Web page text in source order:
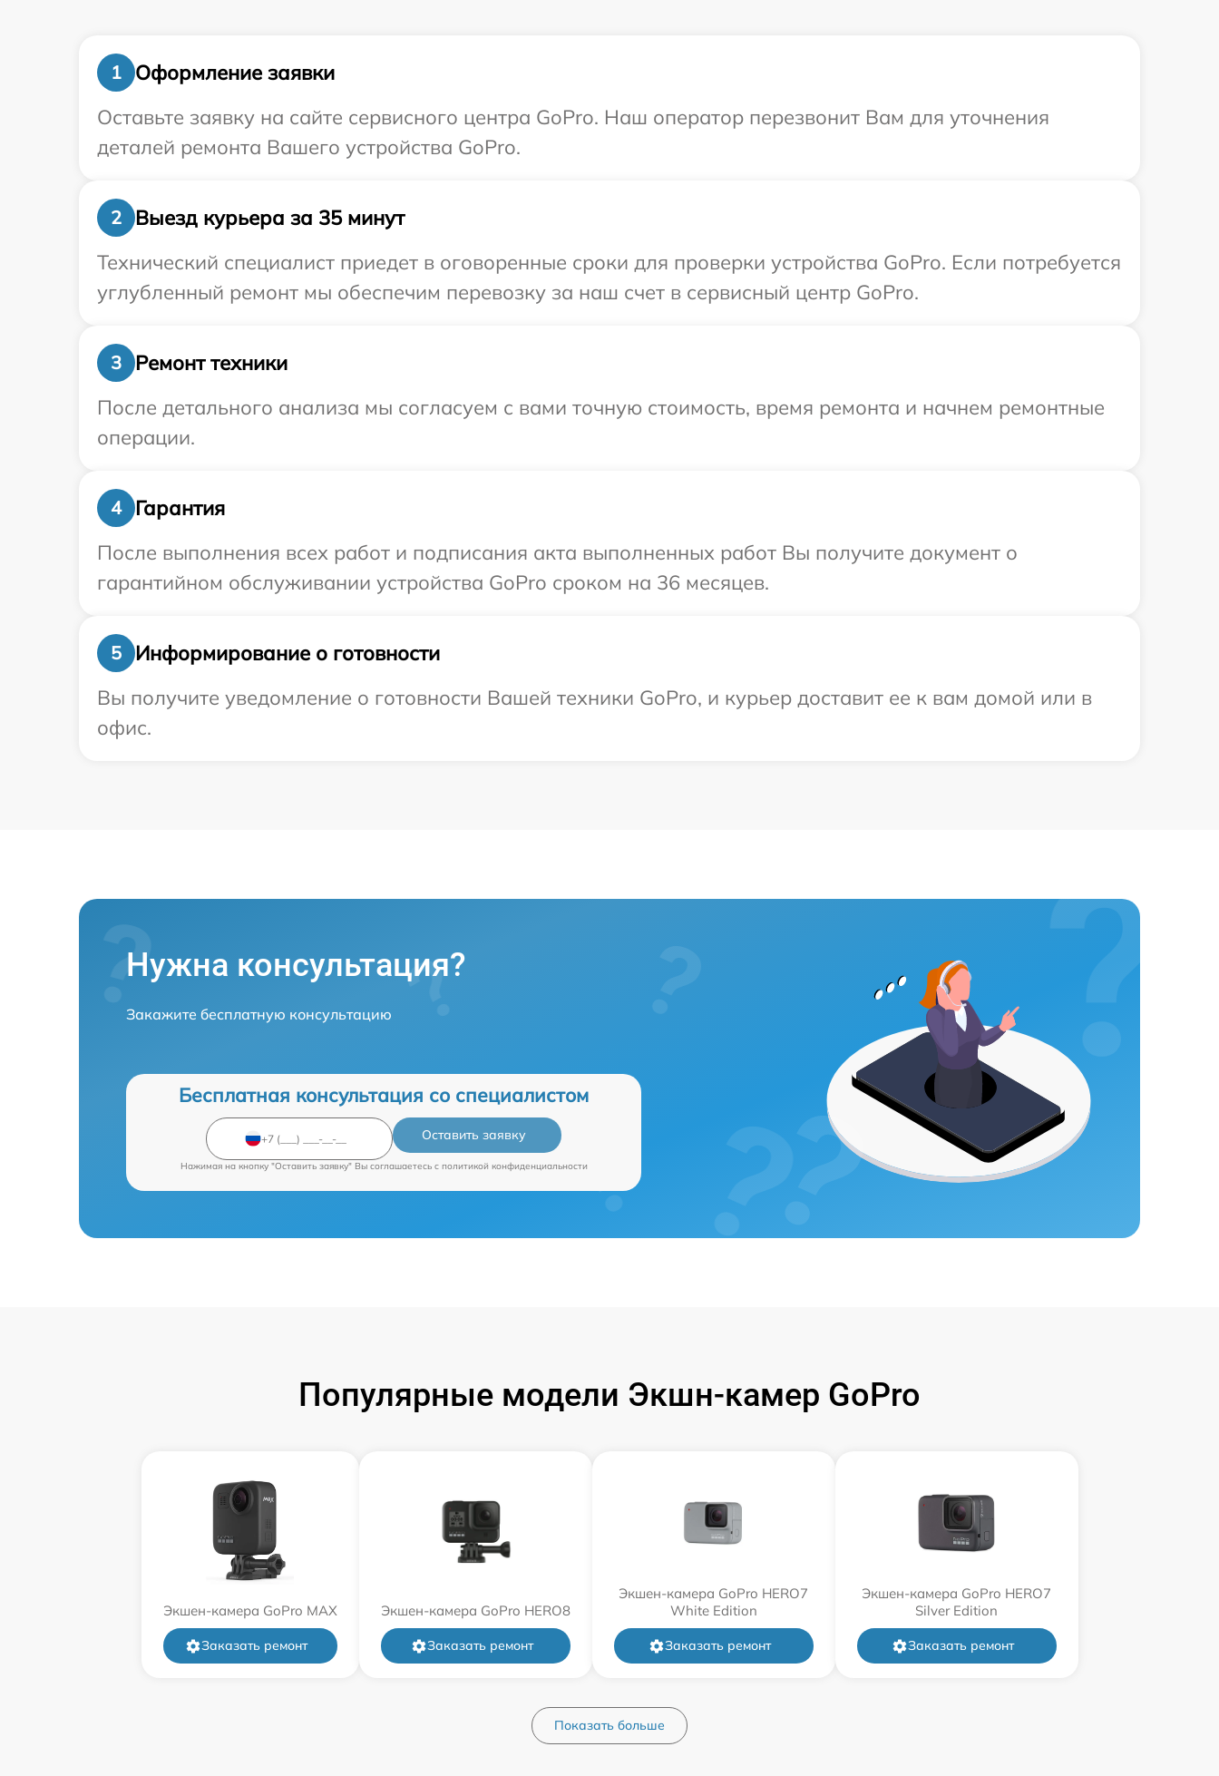
1
Оформление заявки
Оставьте заявку на сайте сервисного центра GoPro. Наш оператор перезвонит Вам для уточнения
деталей ремонта Вашего устройства GoPro.
2
Выезд курьера за 35 минут
Технический специалист приедет в оговоренные сроки для проверки устройства GoPro. Если потребуется
углубленный ремонт мы обеспечим перевозку за наш счет в сервисный центр GoPro.
3
Ремонт техники
После детального анализа мы согласуем с вами точную стоимость, время ремонта и начнем ремонтные
операции.
4
Гарантия
После выполнения всех работ и подписания акта выполненных работ Вы получите документ о
гарантийном обслуживании устройства GoPro сроком на 36 месяцев.
5
Информирование о готовности
Вы получите уведомление о готовности Вашей техники GoPro, и курьер доставит ее к вам домой или в
офис.
Нужна консультация?
Закажите бесплатную консультацию
Бесплатная консультация со специалистом
Оставить заявку
Нажимая на кнопку "Оставить заявку" Вы соглашаетесь c политикой конфиденциальности
Популярные модели Экшн-камер GoPro
Экшен-камера GoPro MAX
Заказать ремонт
Экшен-камера GoPro HERO8
Заказать ремонт
Экшен-камера GoPro HERO7
White Edition
Заказать ремонт
Экшен-камера GoPro HERO7
Silver Edition
Заказать ремонт
Показать больше